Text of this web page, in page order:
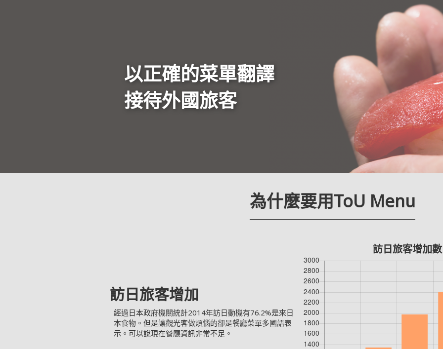
以正確的菜單翻譯
接待外國旅客
為什麼要用ToU Menu
訪日旅客增加
經過日本政府機關統計2014年訪日動機有76.2%是來日
本食物。但是讓觀光客做煩惱的卻是餐廳菜單多國語表
示。可以說現在餐廳資訊非常不足。
訪日旅客增加